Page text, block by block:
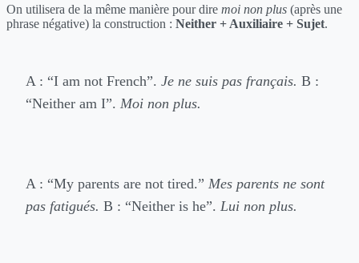
On utilisera de la même manière pour dire moi non plus (après une
phrase négative) la construction : Neither + Auxiliaire + Sujet.
A : “I am not French”. Je ne suis pas français. B :
“Neither am I”. Moi non plus.
A : “My parents are not tired.” Mes parents ne sont
pas fatigués. B : “Neither is he”. Lui non plus.